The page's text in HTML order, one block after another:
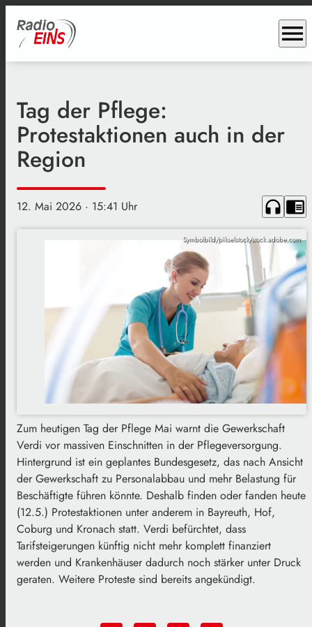
menu
Tag der Pflege:
Protestaktionen auch in der
Region
12. Mai 2026 · 15:41 Uhr headphones chrome_reader_mode
Symbolbild/pikselstock/stock.adobe.com
Zum heutigen Tag der Pflege Mai warnt die Gewerkschaft
Verdi vor massiven Einschnitten in der Pflegeversorgung.
Hintergrund ist ein geplantes Bundesgesetz, das nach Ansicht
der Gewerkschaft zu Personalabbau und mehr Belastung für
Beschäftigte führen könnte. Deshalb finden oder fanden heute
(12.5.) Protestaktionen unter anderem in Bayreuth, Hof,
Coburg und Kronach statt. Verdi befürchtet, dass
Tarifsteigerungen künftig nicht mehr komplett finanziert
werden und Krankenhäuser dadurch noch stärker unter Druck
geraten. Weitere Proteste sind bereits angekündigt.